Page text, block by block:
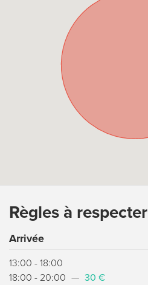
Règles à respecter
Arrivée
13:00 - 18:00
18:00 - 20:00 — 30 €